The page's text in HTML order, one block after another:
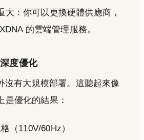
大：你可以更換硬體供應商，
的雲端管理服務。
度優化
沒有大規模部署。這聽起來像
是優化的結果：
（110V/60Hz）